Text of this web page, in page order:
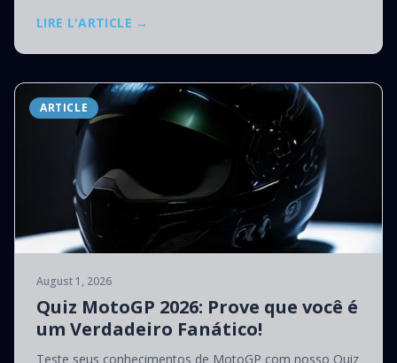
LIRE L'ARTICLE →
ARTICLE
August 1, 2026
Quiz MotoGP 2026: Prove que você é
um Verdadeiro Fanático!
Teste seus conhecimentos de MotoGP com nosso Quiz